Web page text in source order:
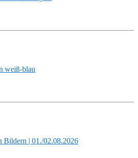
weiß-blau
Bildern | 01./02.08.2026